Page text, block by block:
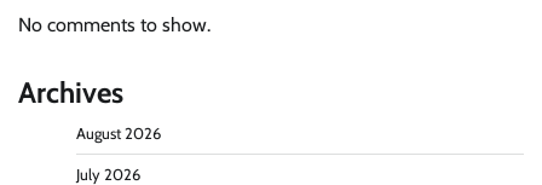
No comments to show.
Archives
August 2026
July 2026